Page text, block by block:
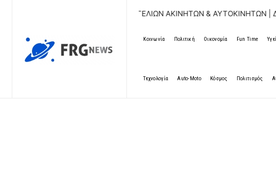
ΔΩΡΕΑΝ ΚΑΤΑΧΩΡΗΣΗ ΑΓΓΕΛΙΩΝ ΑΚΙΝΗΤΩΝ & ΑΥΤΟΚΙΝΗΤΩΝ |
Κοινωνία Πολιτική Οικονομία Fun Time
Τεχνολογία Auto-Moto Κόσμος Πολιτισμός